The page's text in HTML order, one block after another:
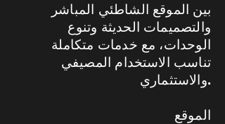
بين الموقع الشاطئي المباشر
والتصميمات الحديثة وتنوع
الوحدات، مع خدمات متكاملة
تناسب الاستخدام المصيفي
والاستثماري.
الموقع